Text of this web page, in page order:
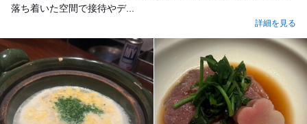
落ち着いた空間で接待やデ...
詳細を見る